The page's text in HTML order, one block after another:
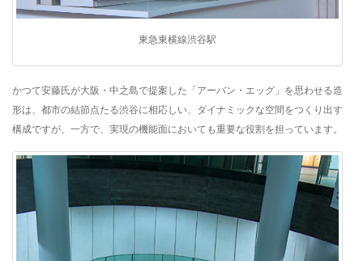
東急東横線渋谷駅
かつて安藤氏が大阪・中之島で提案した「アーバン・エッグ」を思わせる造
形は、都市の結節点たる渋谷に相応しい、ダイナミックな空間をつくり出す
構成ですが、一方で、実現の機能面においても重要な役割を担っています。